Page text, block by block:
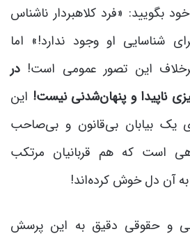
بگویید: «فرد کلاهبردار ناشناس
شناسایی او وجود ندارد!» اما
این تصور عمومی است! در
ناپیدا و پنهان‌شدنی نیست! این
یک بیابان بی‌قانون و بی‌صاحب
است که هم قربانیان مرتکب
آن دل خوش کرده‌اند!
و حقوقی دقیق به این پرسش